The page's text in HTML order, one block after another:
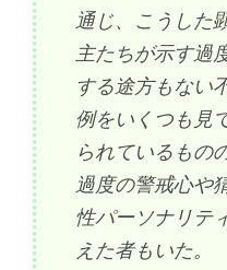
通じ、こうした
主たちが示す過
する途方もない
例をいくつも見
られているもの
過度の警戒心や
性パーソナリテ
えた者もいた。